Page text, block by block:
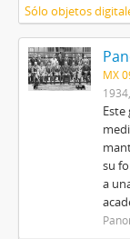
Sólo objetos
MX
su
a